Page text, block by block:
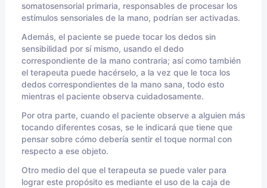
somatosensorial primaria, responsables de procesar los
estímulos sensoriales de la mano, podrían ser activadas.
Además, el paciente se puede tocar los dedos sin
sensibilidad por sí mismo, usando el dedo
correspondiente de la mano contraria; así como también
el terapeuta puede hacérselo, a la vez que le toca los
dedos correspondientes de la mano sana, todo esto
mientras el paciente observa cuidadosamente.
Por otra parte, cuando el paciente observe a alguien más
tocando diferentes cosas, se le indicará que tiene que
pensar sobre cómo debería sentir el toque normal con
respecto a ese objeto.
Otro medio del que el terapeuta se puede valer para
lograr este propósito es mediante el uso de la caja de